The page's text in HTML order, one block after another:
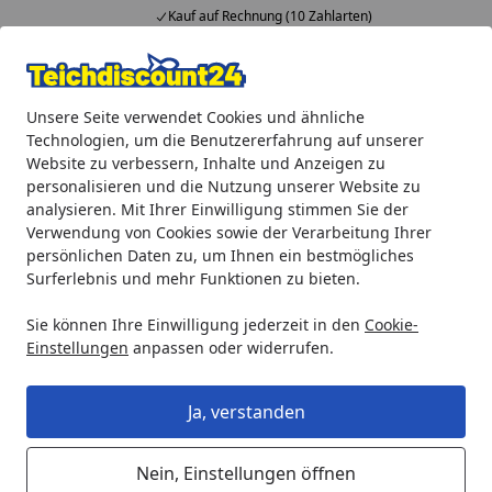
Unsere Seite verwendet Cookies und ähnliche
Technologien, um die Benutzererfahrung auf unserer
Website zu verbessern, Inhalte und Anzeigen zu
personalisieren und die Nutzung unserer Website zu
analysieren. Mit Ihrer Einwilligung stimmen Sie der
Verwendung von Cookies sowie der Verarbeitung Ihrer
persönlichen Daten zu, um Ihnen ein bestmögliches
Surferlebnis und mehr Funktionen zu bieten.
Sie können Ihre Einwilligung jederzeit in den Cookie-
Einstellungen anpassen oder widerrufen.
Ja, verstanden
Nein, Einstellungen öffnen
Kauf auf Rechnung (10 Zahlarten)
Alle Produkte
Mein Konto
Suchen
Startseite
Heissner Pumpenmotor (ET10-SP20E)
Heissner Pumpenmotor (ET10-
SP20E)